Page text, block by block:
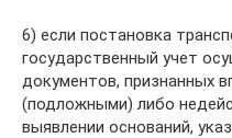
6) если постановка
государственный учет
документов, признанных
(подложными) либо
выявлении оснований,